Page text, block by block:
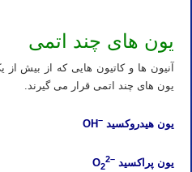
یون های چند اتمی
آنیون ها و کاتیون هایی که از بیش
یون های چند اتمی قرار می گیرند.
یون هیدروکسید–
OH
یون پراکسید–
O2
2